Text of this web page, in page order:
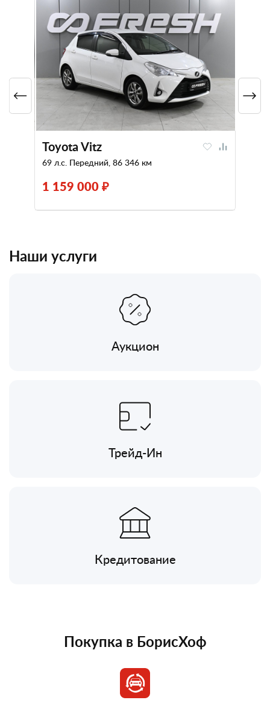
Toyota Vitz
69 л.с. Передний, 86 346 км
1 159 000 ₽
Наши услуги
Аукцион
Трейд-Ин
Кредитование
Покупка в БорисХоф